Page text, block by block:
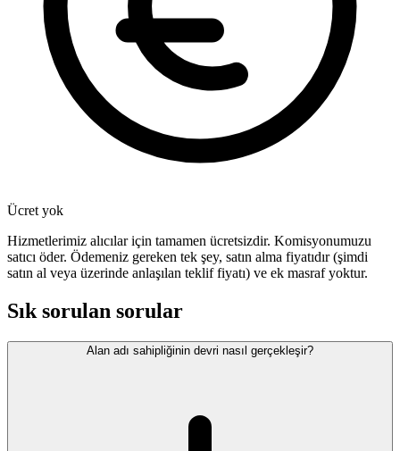
Ücret yok
Hizmetlerimiz alıcılar için tamamen ücretsizdir. Komisyonumuzu
satıcı öder. Ödemeniz gereken tek şey, satın alma fiyatıdır (şimdi
satın al veya üzerinde anlaşılan teklif fiyatı) ve ek masraf yoktur.
Sık sorulan sorular
Alan adı sahipliğinin devri nasıl gerçekleşir?